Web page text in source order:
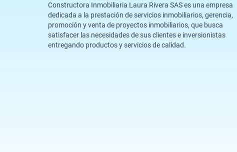
Constructora Inmobiliaria Laura Rivera SAS es una empresa
dedicada a la prestación de servicios inmobiliarios, gerencia,
promoción y venta de proyectos inmobiliarios, que busca
satisfacer las necesidades de sus clientes e inversionistas
entregando productos y servicios de calidad.